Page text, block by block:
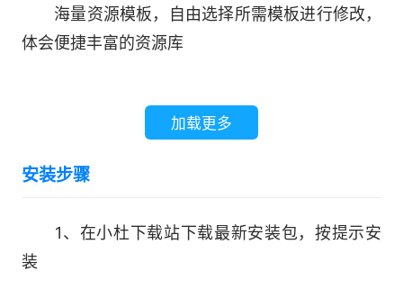
海量资源模板，自由选择所需模板进行修改，
体会便捷丰富的资源库
统一的账户体系搭配优质的云存储服务，让个
人标签、数据库及图片存储不再受空间的限制。支
5.一键批量打印
加载更多
安装步骤
1、在小杜下载站下载最新安装包，按提示安
装